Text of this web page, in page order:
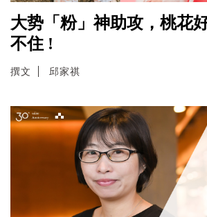
大势「粉」神助攻，桃花
不住 !
撰文 邱家祺